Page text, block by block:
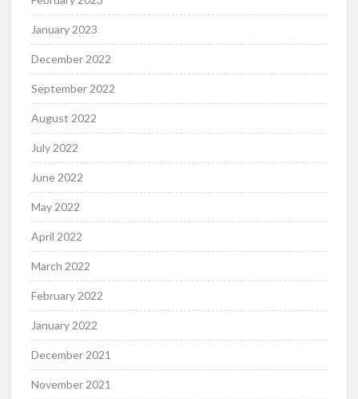
January 2023
December 2022
September 2022
August 2022
July 2022
June 2022
May 2022
April 2022
March 2022
February 2022
January 2022
December 2021
November 2021